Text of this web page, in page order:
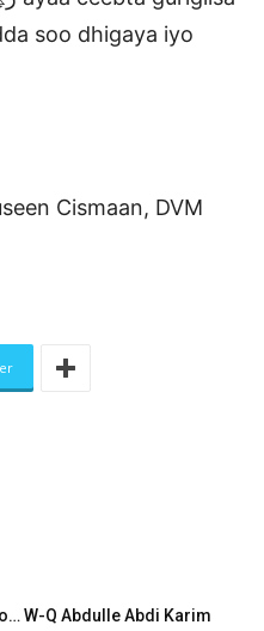
soo dhigaya iyo
Cismaan, DVM
W-Q Abdulle Abdi Karim